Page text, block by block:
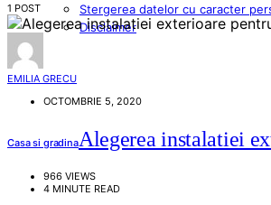
Stergerea datelor cu caracter
Disclaimer
1 POST
EMILIA GRECU
OCTOMBRIE 5, 2020
Casa si gradinaAlegerea instalatiei
966 VIEWS
4 MINUTE READ